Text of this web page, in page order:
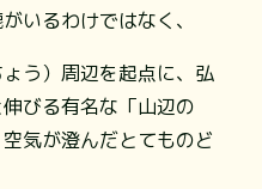
いるわけではなく、
う）周辺を起点に、弘
びる有名な「山辺の
気が澄んだとてものど